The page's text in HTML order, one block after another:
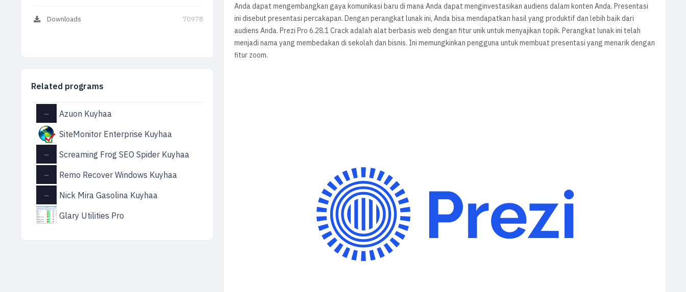
Anda dapat mengembangkan gaya komunikasi baru di mana Anda dapat menginvestasikan audiens dalam konten Anda. Presentasi
ini disebut presentasi percakapan. Dengan perangkat lunak ini, Anda bisa mendapatkan hasil yang produktif dan lebih baik dari
audiens Anda. Prezi Pro 6.28.1 Crack adalah alat berbasis web dengan fitur unik untuk menyajikan topik. Perangkat lunak ini telah
menjadi nama yang membedakan di sekolah dan bisnis. Ini memungkinkan pengguna untuk membuat presentasi yang menarik dengan
fitur zoom.
Downloads 70978
Related programs
Azuon Kuyhaa
SiteMonitor Enterprise Kuyhaa
Screaming Frog SEO Spider Kuyhaa
Remo Recover Windows Kuyhaa
Nick Mira Gasolina Kuyhaa
Glary Utilities Pro